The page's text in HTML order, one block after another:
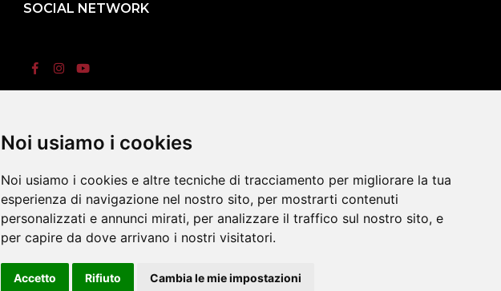
Noi usiamo i cookies
Noi usiamo i cookies e altre tecniche di tracciamento per migliorare la tua
esperienza di navigazione nel nostro sito, per mostrarti contenuti
personalizzati e annunci mirati, per analizzare il traffico sul nostro sito, e
per capire da dove arrivano i nostri visitatori.
Accetto Rifiuto Cambia le mie impostazioni
SOCIAL NETWORK